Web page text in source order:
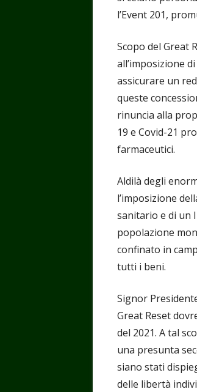
l’Event 201,
Scopo del Great
all’imposizione
assicurare un
queste
rinuncia alla
19 e Covid-21
farmaceutici.
Aldilà degli
l’imposizione
sanitario e di un
popolazione
confinato in
tutti i beni.
Signor
Great Reset
del 2021. A tal
una presunta
siano stati
delle libertà